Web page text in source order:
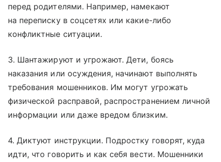
перед родителями. Например, намекают
на переписку в соцсетях или какие-либо
конфликтные ситуации.
3. Шантажируют и угрожают. Дети, боясь
наказания или осуждения, начинают выполнять
требования мошенников. Им могут угрожать
физической расправой, распространением личной
информации или даже вредом близким.
4. Диктуют инструкции. Подростку говорят, куда
идти, что говорить и как себя вести. Мошенники